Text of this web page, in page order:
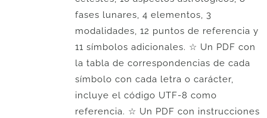
fases lunares, 4 elementos, 3
modalidades, 12 puntos de referencia y
11 símbolos adicionales. ☆ Un PDF con
la tabla de correspondencias de cada
símbolo con cada letra o carácter,
incluye el código UTF-8 como
referencia. ☆ Un PDF con instrucciones